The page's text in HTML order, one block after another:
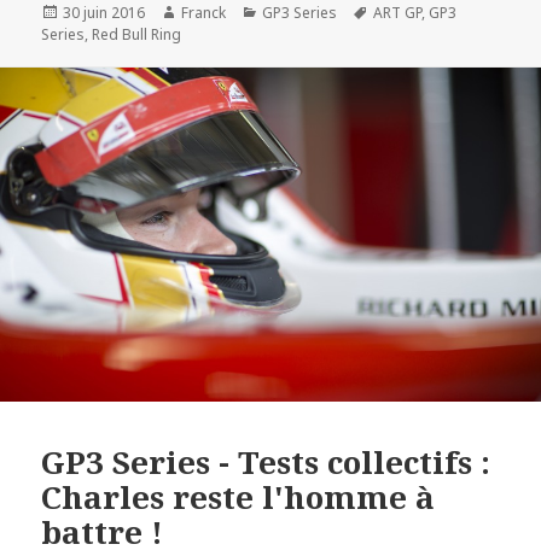
Publié
le
30 juin 2016 Auteur
Franck Catégories
GP3 Series
Mots-
ART GP, GP3
Series, Red Bull Ring
GP3 Series - Tests collectifs :
Charles reste l'homme à
battre !